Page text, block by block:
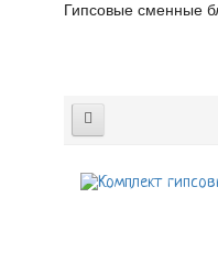
Гипсовые сменные